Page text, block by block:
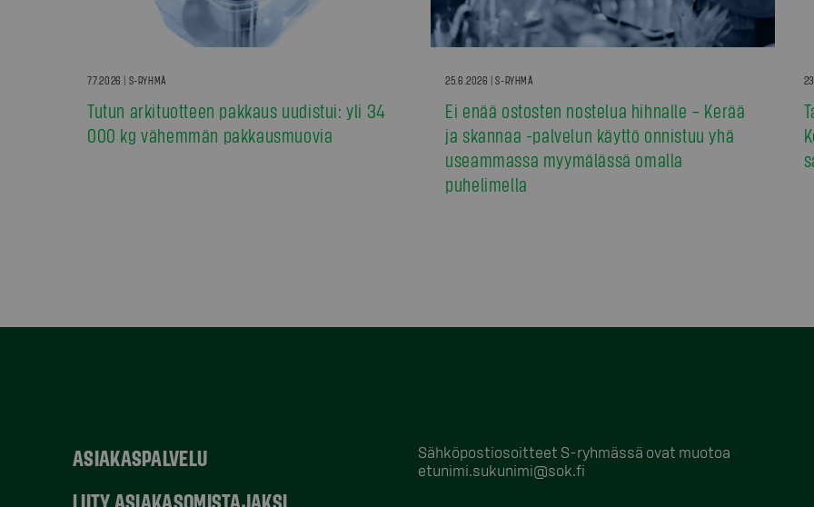
7.7.2026 | S-RYHMÄ
Tutun arkituotteen pakkaus uudistui: yli 34
000 kg vähemmän pakkausmuovia
25.6.2026 | S-RYHMÄ
Ei enää ostosten nostelua hihnalle – Kerää
ja skannaa -palvelun käyttö onnistuu yhä
useammassa myymälässä omalla
puhelimella
ASIAKASPALVELU
LIITY ASIAKASOMISTAJAKSI
Sähköpostiosoitteet S-ryhmässä ovat muotoa
etunimi.sukunimi@sok.fi